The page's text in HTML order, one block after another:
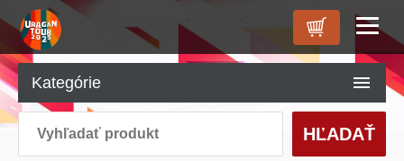
O NÁS
PRODUKTY
Kategórie
HĽADAŤ